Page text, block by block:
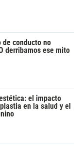
de conducto no
derribamos ese mito
el impacto
en la salud y el